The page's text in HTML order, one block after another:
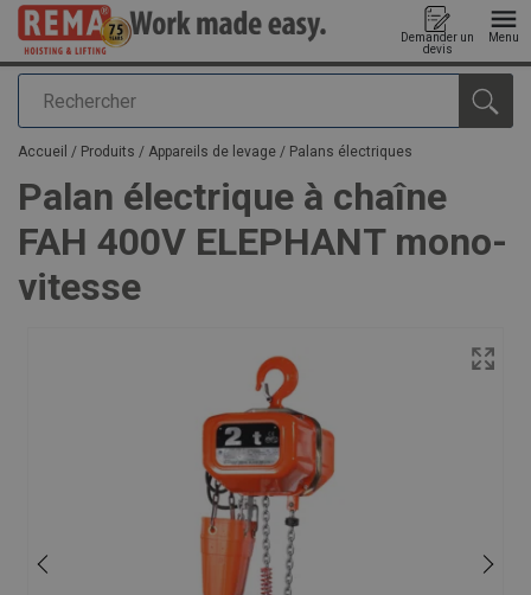
Rechercher
Demander un
devis
Menu
Ajouté au panier
Accueil / Produits / Appareils de levage / Palans électriques
Palan électrique à chaîne
FAH 400V ELEPHANT mono-
vitesse